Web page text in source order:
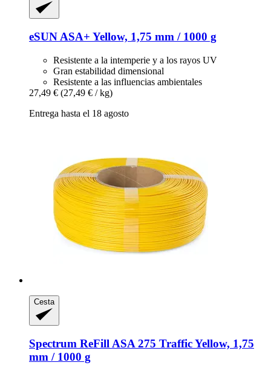
eSUN ASA+ Yellow, 1,75 mm / 1000 g
Resistente a la intemperie y a los rayos UV
Gran estabilidad dimensional
Resistente a las influencias ambientales
27,49 € (27,49 € / kg)
Entrega hasta el 18 agosto
Cesta
Spectrum ReFill ASA 275 Traffic Yellow, 1,75
mm / 1000 g